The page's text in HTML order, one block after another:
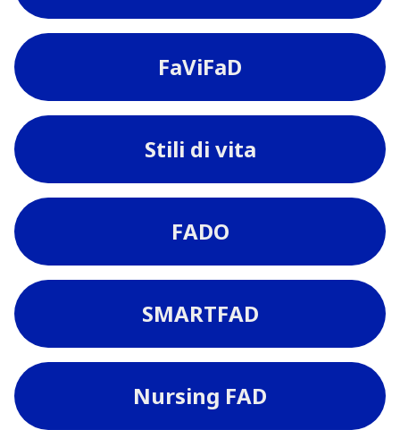
FaViFaD
Stili di vita
FADO
SMARTFAD
Nursing FAD